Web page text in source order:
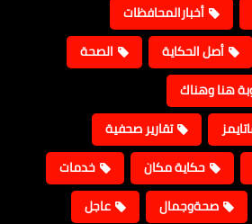
أخبارالمحافظات
أصل الحكاية
الصحة
هنا وهناك
تقارير صحفية
حكاية مكان
خدمات
صحةوجمال
عاجل